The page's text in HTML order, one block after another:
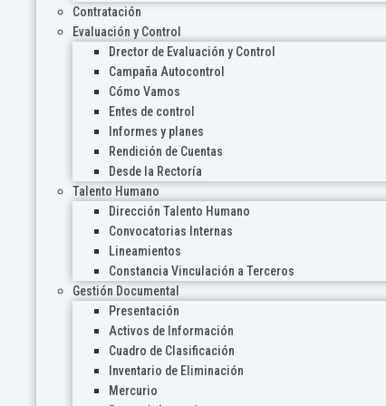
Contratación
Evaluación y Control
Drector de Evaluación y Control
Campaña Autocontrol
Cómo Vamos
Entes de control
Informes y planes
Rendición de Cuentas
Desde la Rectoría
Talento Humano
Dirección Talento Humano
Convocatorias Internas
Lineamientos
Constancia Vinculación a Terceros
Gestión Documental
Presentación
Activos de Información
Cuadro de Clasificación
Inventario de Eliminación
Mercurio